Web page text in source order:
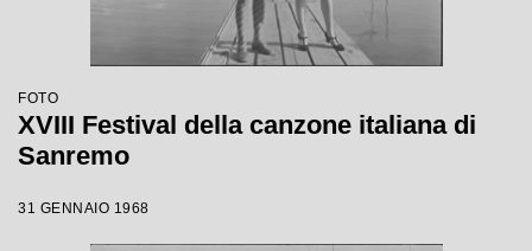
FOTO
XVIII Festival della canzone italiana di
Sanremo
31 GENNAIO 1968